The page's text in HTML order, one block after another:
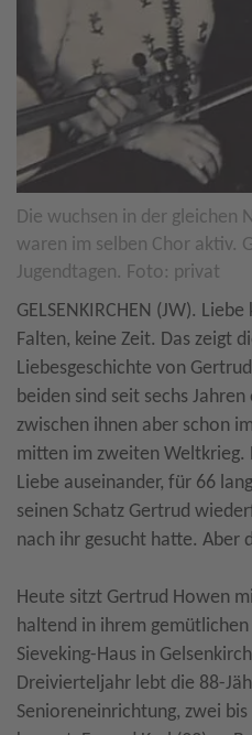
Die wuchsen in der gleichen
waren im selben Chor aktiv.
Jugendtagen. Foto: privat
GELSENKIRCHEN (JW).
Falten, keine Zeit. Das zeigt
Liebesgeschichte von
beiden sind seit sechs
zwischen ihnen aber schon
mitten im zweiten Weltkrieg.
Liebe auseinander, für 66
seinen Schatz Gertrud
nach ihr gesucht hatte. Aber
Heute sitzt Gertrud Howen
haltend in ihrem
Sieveking-Haus in
Dreivierteljahr lebt die 88-
Senioreneinrichtung, zwei